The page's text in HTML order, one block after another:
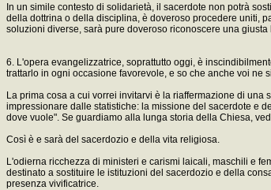
In un simile contesto di solidarietà, il sacerdote non potrà
della dottrina o della disciplina, è doveroso procedere uniti,
soluzioni diverse, sarà pure doveroso riconoscere una
6. L'opera evangelizzatrice, soprattutto oggi, è
trattarlo in ogni occasione favorevole, e so che anche voi ne
La prima cosa a cui vorrei invitarvi è la riaffermazione di
impressionare dalle statistiche: la missione del sacerdote e
dove vuole". Se guardiamo alla lunga storia della Chiesa,
Così è e sarà del sacerdozio e della vita religiosa.
L'odierna ricchezza di ministeri e carismi laicali, maschili e
destinato a sostituire le istituzioni del sacerdozio e della
presenza vivificatrice.